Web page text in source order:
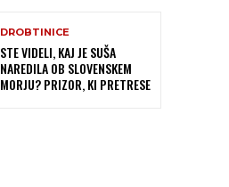
DROBTINICE
STE VIDELI, KAJ JE SUŠA
NAREDILA OB SLOVENSKEM
MORJU? PRIZOR, KI PRETRESE